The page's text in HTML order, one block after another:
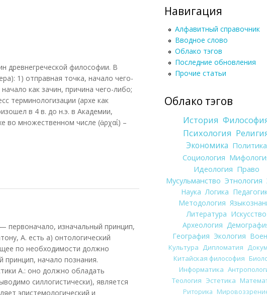
древнегреческой философии. В
1) отправная точка, начало чего-
как зачин, причина чего-либо;
терминологизации (архе как
в 4 в. до н.э. в Академии,
во множественном числе (ἀρχαί) –
первоначало, изначальный принцип,
А. есть а) онтологический
по необходимости должно
принцип, начало познания.
А.: оно должно обладать
силлогистически), является
эпистемологический и
Навигация
Алфавитный справочник
Вводное слово
Облако тэгов
Последние обновления
Прочие статьи
Облако тэгов
История
Психология
Экономика Политика
Социология
Идеология Право
Мусульманство Этнология
Наука Логика
Методология
Литература Искусство
Археология
География Экология
Культура Дипломатия
Китайская философия
Информатика
Теология Эстетика
Риторика